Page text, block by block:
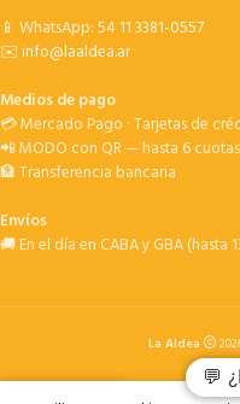
📱 WhatsApp:54 11 3381-0557
✉️info@laaldea.ar
Medios de pago
💳 Mercado Pago · Tarjetas de
📲 MODO con QR — hasta 6
🏦 Transferencia bancaria
Envíos
🚚 En el día en CABA y GBA (hasta
La Aldea
💬